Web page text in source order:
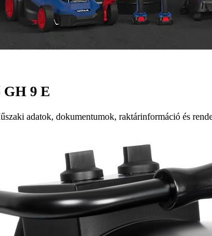
GH 9 E
adatok, dokumentumok, raktárinformáció és